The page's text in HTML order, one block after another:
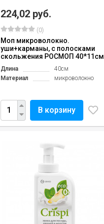
224,02 руб.
(0)
Моп микроволокно.
уши+карманы, с полосками
скольжения РОСМОП 40*11см
Длина
40см
Материал
микроволокно
В корзину